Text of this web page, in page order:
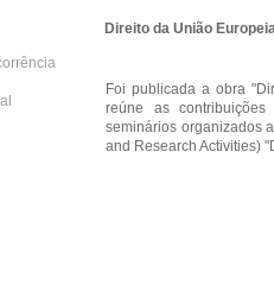
Direito da União
Foi publicada a obra "
reúne as
seminários organizados
and Research Activities)